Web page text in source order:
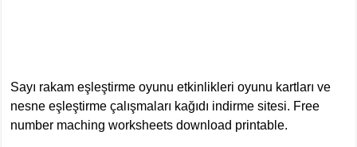
Sayı rakam eşleştirme oyunu etkinlikleri oyunu kartları ve
nesne eşleştirme çalışmaları kağıdı indirme sitesi. Free
number maching worksheets download printable.